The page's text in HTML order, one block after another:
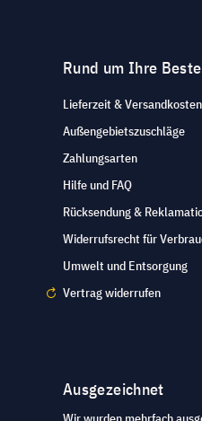
Rund um Ihre
Lieferzeit & Versandkosten
Außengebietszuschläge
Zahlungsarten
Hilfe und FAQ
Rücksendung &
Widerrufsrecht für
Umwelt und Entsorgung
Vertrag widerrufen
Ausgezeichnet